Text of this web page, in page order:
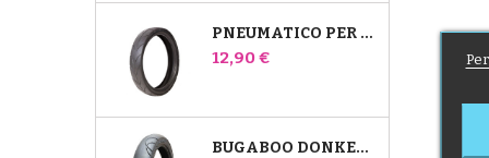
PNEUMATICO PER PASSEGGINO JANÉ SLALOM PRO E POWERTWIN
Prezzo
12,90 €
BUGABOO DONKEY 39X177 PNEUMATICO COMPATIBILE PER PASSEGGINO - PER RUOTA ANTERIORE